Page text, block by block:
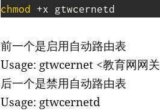
chmod
+x gtwcernetd
前一个是启用自动路由表
Usage: gtwcernet <教育网网
后一个是禁用自动路由表
Usage: gtwcernetd